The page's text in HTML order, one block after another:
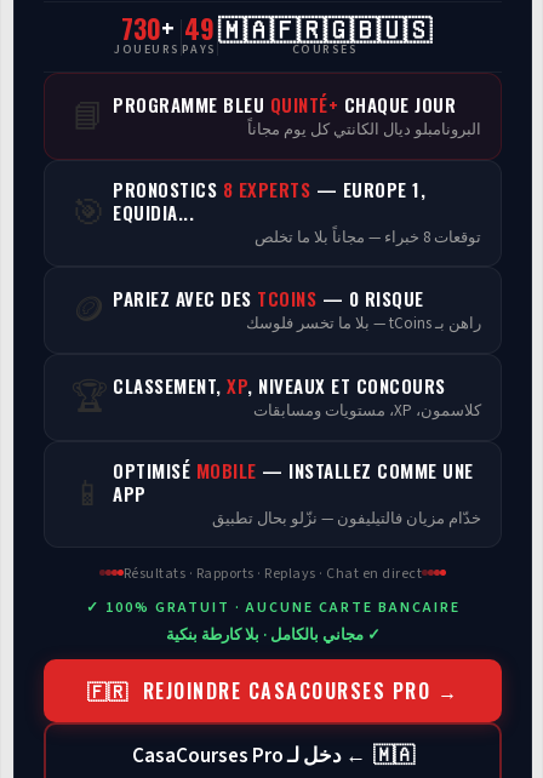
CasaCourses Pro
Resultats/Rapport CPCs
Discussion
Programmes
730+
JOUEURS
49
PAYS
🇲🇦🇫🇷🇬🇧🇺🇸
COURSES
📘 PROGRAMME BLEU QUINTÉ+ CHAQUE JOUR
البرونامبلو ديال الكانتي كل يوم مجاناً
🎯 PRONOSTICS 8 EXPERTS — EUROPE 1,
EQUIDIA...
توقعات 8 خبراء — مجاناً بلا ما تخلص
🪙 PARIEZ AVEC DES TCOINS — 0 RISQUE
راهن بـ tCoins — بلا ما تخسر فلوسك
🏆 CLASSEMENT, XP, NIVEAUX ET CONCOURS
كلاسمون، XP، مستويات ومسابقات
📱 OPTIMISÉ MOBILE — INSTALLEZ COMME UNE
APP
خدّام مزيان فالتيليفون — نزّلو بحال تطبيق
Résultats · Rapports · Replays · Chat en direct
✓ 100% GRATUIT · AUCUNE CARTE BANCAIRE
✓ مجاني بالكامل · بلا كارطة بنكية
🇫🇷 REJOINDRE CASACOURSES PRO →
🇲🇦 ← دخل لـ CasaCourses Pro